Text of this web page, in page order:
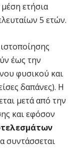
ετήσια
5 ετών.
έως την
φυσικού και
δαπάνες). Η
μετά από την
και εφόσον
συντάσσεται